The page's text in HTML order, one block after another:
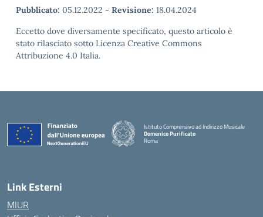
Pubblicato: 05.12.2022 - Revisione: 18.04.2024
Eccetto dove diversamente specificato, questo articolo è
stato rilasciato sotto Licenza Creative Commons
Attribuzione 4.0 Italia.
Istituto Comprensivo ad Indirizzo Musicale
Domenico Purificato
Roma
Link Esterni
MIUR